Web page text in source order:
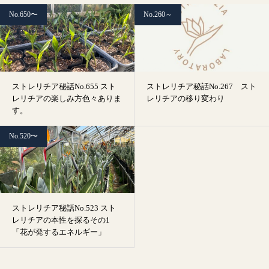
No.650〜
ストレリチア秘話No.655 スト
レリチアの楽しみ方色々ありま
す。
No.260～
ストレリチア秘話No.267 スト
レリチアの移り変わり
No.520〜
ストレリチア秘話No.523 スト
レリチアの本性を探るその1
「花が発するエネルギー」